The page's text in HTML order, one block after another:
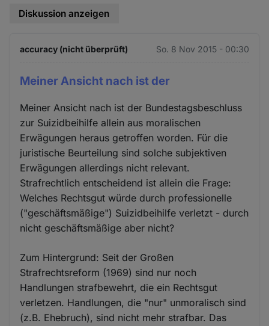
Diskussion anzeigen
accuracy (nicht überprüft) So. 8 Nov 2015 - 00:30
Meiner Ansicht nach ist der
Meiner Ansicht nach ist der Bundestagsbeschluss
zur Suizidbeihilfe allein aus moralischen
Erwägungen heraus getroffen worden. Für die
juristische Beurteilung sind solche subjektiven
Erwägungen allerdings nicht relevant.
Strafrechtlich entscheidend ist allein die Frage:
Welches Rechtsgut würde durch professionelle
("geschäftsmäßige") Suizidbeihilfe verletzt - durch
nicht geschäftsmäßige aber nicht?
Zum Hintergrund: Seit der Großen
Strafrechtsreform (1969) sind nur noch
Handlungen strafbewehrt, die ein Rechtsgut
verletzen. Handlungen, die "nur" unmoralisch sind
(z.B. Ehebruch), sind nicht mehr strafbar. Das